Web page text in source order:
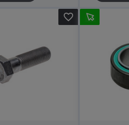
favorite_border